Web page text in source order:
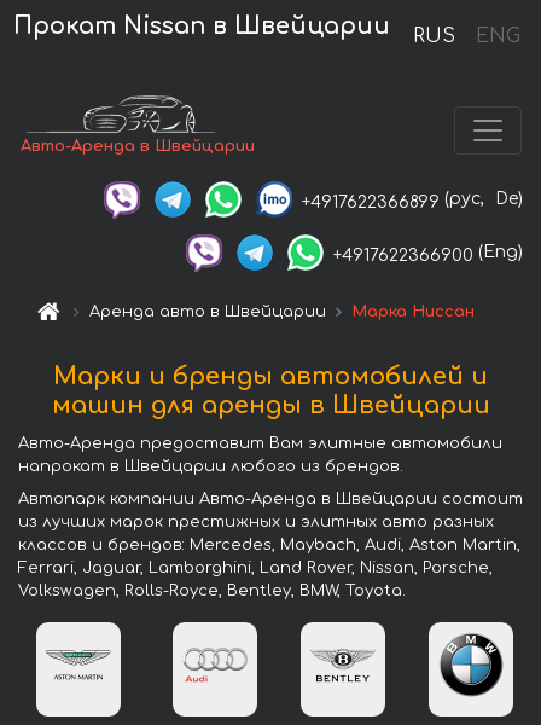
RUS ENG
Прокат Nissan в Швейцарии
Авто-Аренда в Швейцарии
+4917622366899 (рус, De)
+4917622366900 (Eng)
Аренда авто в Швейцарии Марка Ниссан
Марки и бренды автомобилей и
машин для аренды в Швейцарии
Авто-Аренда предоставит Вам элитные автомобили
напрокат в Швейцарии любого из брендов.
Автопарк компании Авто-Аренда в Швейцарии состоит
из лучших марок престижных и элитных авто разных
классов и брендов: Mercedes, Maybach, Audi, Aston Martin,
Ferrari, Jaguar, Lamborghini, Land Rover, Nissan, Porsche,
Volkswagen, Rolls-Royce, Bentley, BMW, Toyota.